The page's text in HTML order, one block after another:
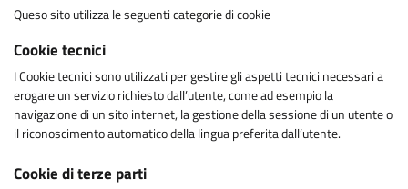
Queso sito utilizza le seguenti categorie di cookie
Cookie tecnici
I Cookie tecnici sono utilizzati per gestire gli aspetti tecnici necessari a
erogare un servizio richiesto dall’utente, come ad esempio la
navigazione di un sito internet, la gestione della sessione di un utente o
il riconoscimento automatico della lingua preferita dall’utente.
Cookie di terze parti